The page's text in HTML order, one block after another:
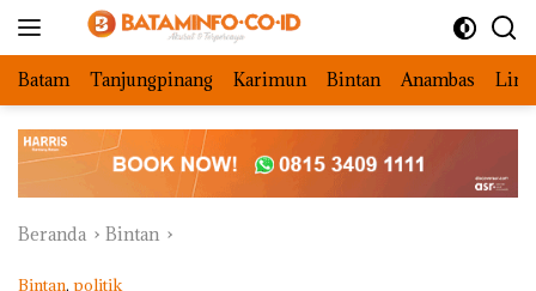
Batam Tanjungpinang Karimun Bintan Anambas
Beranda Bintan
Bintan, politik